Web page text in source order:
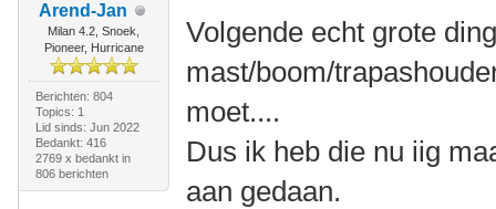
Arend-Jan
Milan 4.2, Snoek,
Pioneer, Hurricane
Berichten: 804
Topics: 1
Lid sinds: Jun 2022
Bedankt: 416
2769 x bedankt in
806 berichten
Volgende echt grote
mast/boom/
moet....
Dus ik heb die nu iig
aan gedaan.